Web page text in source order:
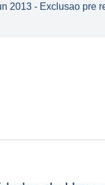
2013 - Exclusao pre